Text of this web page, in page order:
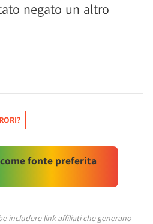
negato un altro
fonte preferita
includere link affiliati che generano